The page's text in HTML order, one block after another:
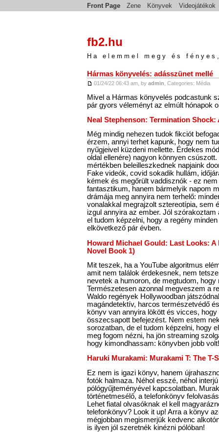
Front Page Zene Könyvek Videojátékok
fb2.hu
Ha elemmel megy és
Hármas könyvelés: adásszünet mellé
01/24/22 06:43 am, by admin , Categories: Média
Mivel a Hármas könyvelés podcastunk
pár gyors véleményt az elmúlt hónapok
Neal Stephenson: Termination Shock:
Még mindig nehezen tudok fikciót
érzem, annyi terhet kapunk, hogy nem
nyűgjeivel küzdeni mellette. Érdekes
oldal ellenére) nagyon könnyen
mértékben beleilleszkednek napjaink
Fake videók, covid sokadik hullám,
kémek és megőrült vaddisznók - ez
fantasztikum, hanem bármelyik napom
drámája meg annyira nem terhelő:
vonalakkal megrajzolt sztereotípia, sem
izgul annyira az ember. Jól szórakoztam
el tudom képzelni, hogy a regény
elkövetkező pár évben.
Howard Michael Gould: Last Looks: A
Novel Book 1)
Mit teszek, ha a YouTube algoritmus
amit nem találok érdekesnek, nem
nevetek a humoron, de megtudom, hogy
Természetesen azonnal megveszem a
Waldo regények Hollywoodban
magándetektív, harcos természetvédő
könyv van annyira lökött és vicces,
összecsapott befejezést. Nem estem
sorozatban, de el tudom képzelni, hogy
meg fogom nézni, ha jön streaming
hogy kimondhassam: könyvben jobb volt!
Haruki Murakami: Murakami T: The T-
Ez nem is igazi könyv, hanem
fotók halmaza. Néhol esszé, néhol
pólógyűjteményével kapcsolatban.
történetmesélő, a telefonkönyv
Lehet fiatal olvasóknak el kell
telefonkönyv? Look it up! Arra a könyv
mégjobban megismerjük kedvenc
is ilyen jól szeretnék kinézni pólóban!